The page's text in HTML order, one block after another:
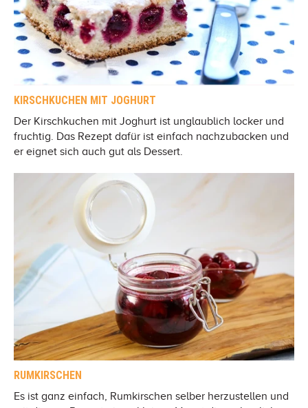
KIRSCHKUCHEN MIT JOGHURT
Der Kirschkuchen mit Joghurt ist unglaublich locker und
fruchtig. Das Rezept dafür ist einfach nachzubacken und
er eignet sich auch gut als Dessert.
RUMKIRSCHEN
Es ist ganz einfach, Rumkirschen selber herzustellen und